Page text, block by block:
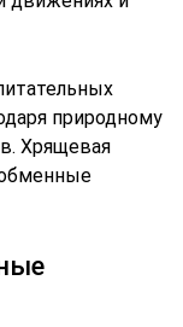
природному
Хрящевая